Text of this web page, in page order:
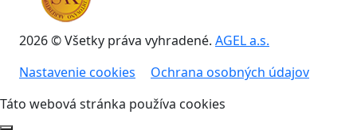
2026 © Všetky práva vyhradené. AGEL a.s.
Nastavenie cookies
Ochrana osobných údajov
Táto webová stránka používa cookies